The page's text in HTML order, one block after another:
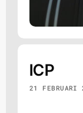
ICP
21 FEBRUARI